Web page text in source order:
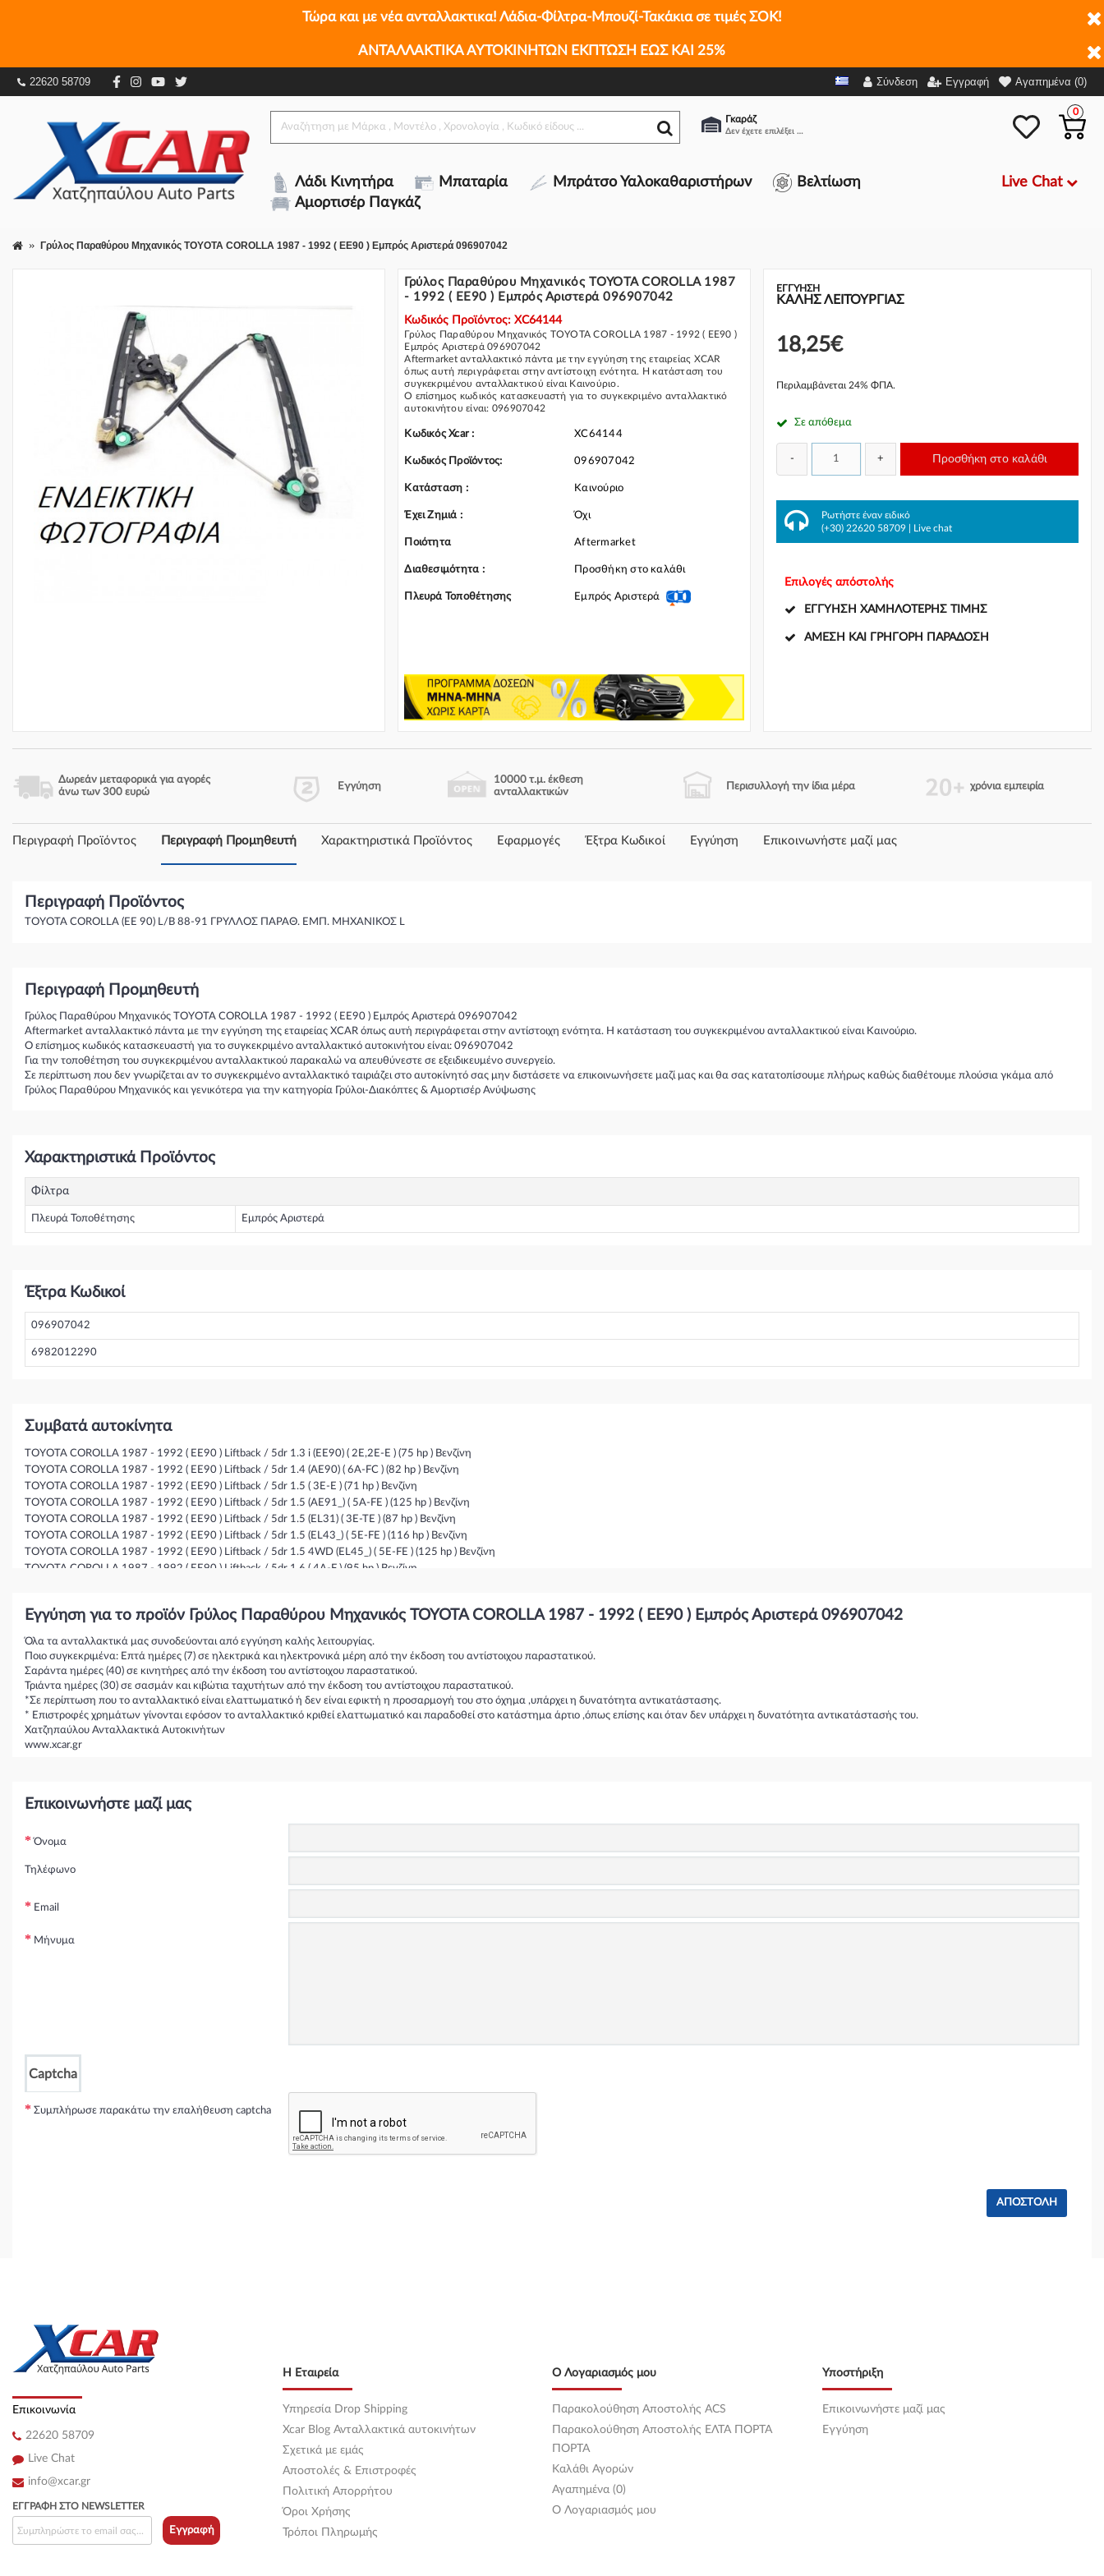
Τώρα και με νέα ανταλλακτικα! Λάδια-Φίλτρα-Μπουζί-Τακάκια σε τιμές ΣΟΚ!
ΑΝΤΑΛΛΑΚΤΙΚΑ ΑΥΤΟΚΙΝΗΤΩΝ ΕΚΠΤΩΣΗ ΕΩΣ ΚΑΙ 25%
22620 58709 Σύνδεση Εγγραφή Αγαπημένα (0)
Γκαράζ
Δεν έχετε επιλέξει αμάξι.
0
Λάδι Κινητήρα Μπαταρία Μπράτσο Υαλοκαθαριστήρων
Βελτίωση
Αμορτισέρ Παγκάζ
Live Chat
Γρύλος Παραθύρου Μηχανικός TOYOTA COROLLA 1987 - 1992 ( EE90 ) Εμπρός Αριστερά
096907042
18,25€
Γρύλος Παραθύρου Μηχανικός TOYOTA COROLLA 1987 - 1992 ( EE90 ) Εμπρός Αριστερά 096907042
Γρύλος Παραθύρου Μηχανικός TOYOTA COROLLA 1987
- 1992 ( EE90 ) Εμπρός Αριστερά 096907042
Κωδικός Προϊόντος: XC64144
Γρύλος Παραθύρου Μηχανικός TOYOTA COROLLA 1987 - 1992 ( EE90 )
Εμπρός Αριστερά 096907042
Aftermarket ανταλλακτικό πάντα με την εγγύηση της εταιρείας XCAR
όπως αυτή περιγράφεται στην αντίστοιχη ενότητα. Η κατάσταση του
συγκεκριμένου ανταλλακτικού είναι Καινούριο.
Ο επίσημος κωδικός κατασκευαστή για το συγκεκριμένο ανταλλακτικό
αυτοκινήτου είναι: 096907042
απευθύνεστε σε εξειδικευμένο συνεργείο.
ταιριάζει στο αυτοκίνητό σας μην διστάσετε να επικοινωνήσετε μαζί μας
και θα σας κατατοπίσουμε πλήρως καθώς διαθέτουμε πλούσια γκάμα από
Γρύλος Παραθύρου Μηχανικός και γενικότερα για την κατηγορία Γρύλοι-
Διακόπτες & Αμορτισέρ Ανύψωσης
Κωδικός Xcar : XC64144
Κωδικός Προϊόντος: 096907042
Κατάσταση : Καινούριο
Έχει Ζημιά : Όχι
Ποιότητα Aftermarket
Διαθεσιμότητα : Προσθήκη στο καλάθι
Πλευρά Τοποθέτησης Εμπρός Αριστερά
ΕΓΓΎΗΣΗ
ΚΑΛΗΣ ΛΕΙΤΟΥΡΓΙΑΣ
18,25€
Περιλαμβάνεται 24% ΦΠΑ.
Σε απόθεμα
- + Προσθήκη στο καλάθι
Ρωτήστε έναν ειδικό
(+30) 22620 58709
Live chat
Επιλογές απόστολής
ΕΓΓΎΗΣΗ ΧΑΜΗΛΌΤΕΡΗΣ ΤΙΜΉΣ
ΆΜΕΣΗ ΚΑΙ ΓΡΉΓΟΡΗ ΠΑΡΆΔΟΣΗ
Δωρεάν μεταφορικά για αγορές
άνω των 300 ευρώ
Εγγύηση
10000 τ.μ. έκθεση
ανταλλακτικών
Περισυλλογή την ίδια μέρα χρόνια εμπειρία
Περιγραφή Προϊόντος Περιγραφή Προμηθευτή Χαρακτηριστικά Προϊόντος Εφαρμογές Έξτρα Κωδικοί Εγγύηση Επικοινωνήστε μαζί μας
Περιγραφή Προϊόντος
TOYOTA COROLLA (EE 90) L/B 88-91 ΓΡΥΛΛΟΣ ΠΑΡΑΘ. ΕΜΠ. ΜΗΧΑΝΙΚΟΣ L
Περιγραφή Προμηθευτή
Γρύλος Παραθύρου Μηχανικός TOYOTA COROLLA 1987 - 1992 ( EE90 ) Εμπρός Αριστερά 096907042
Aftermarket ανταλλακτικό πάντα με την εγγύηση της εταιρείας XCAR όπως αυτή περιγράφεται στην αντίστοιχη ενότητα. Η κατάσταση του συγκεκριμένου ανταλλακτικού είναι Καινούριο.
Ο επίσημος κωδικός κατασκευαστή για το συγκεκριμένο ανταλλακτικό αυτοκινήτου είναι: 096907042
Για την τοποθέτηση του συγκεκριμένου ανταλλακτικού παρακαλώ να απευθύνεστε σε εξειδικευμένο συνεργείο.
Σε περίπτωση που δεν γνωρίζεται αν το συγκεκριμένο ανταλλακτικό ταιριάζει στο αυτοκίνητό σας μην διστάσετε να επικοινωνήσετε μαζί μας και θα σας κατατοπίσουμε πλήρως καθώς διαθέτουμε πλούσια γκάμα από
Γρύλος Παραθύρου Μηχανικός και γενικότερα για την κατηγορία Γρύλοι-Διακόπτες & Αμορτισέρ Ανύψωσης
Χαρακτηριστικά Προϊόντος
Φίλτρα
Πλευρά Τοποθέτησης Εμπρός Αριστερά
Έξτρα Κωδικοί
096907042
6982012290
Συμβατά αυτοκίνητα
TOYOTA COROLLA 1987 - 1992 ( EE90 ) Liftback / 5dr 1.3 i (EE90) ( 2E,2E-E ) (75 hp ) Βενζίνη
TOYOTA COROLLA 1987 - 1992 ( EE90 ) Liftback / 5dr 1.4 (AE90) ( 6A-FC ) (82 hp ) Βενζίνη
TOYOTA COROLLA 1987 - 1992 ( EE90 ) Liftback / 5dr 1.5 ( 3E-E ) (71 hp ) Βενζίνη
TOYOTA COROLLA 1987 - 1992 ( EE90 ) Liftback / 5dr 1.5 (AE91_) ( 5A-FE ) (125 hp ) Βενζίνη
TOYOTA COROLLA 1987 - 1992 ( EE90 ) Liftback / 5dr 1.5 (EL31) ( 3E-TE ) (87 hp ) Βενζίνη
TOYOTA COROLLA 1987 - 1992 ( EE90 ) Liftback / 5dr 1.5 (EL43_) ( 5E-FE ) (116 hp ) Βενζίνη
TOYOTA COROLLA 1987 - 1992 ( EE90 ) Liftback / 5dr 1.5 4WD (EL45_) ( 5E-FE ) (125 hp ) Βενζίνη
TOYOTA COROLLA 1987 - 1992 ( EE90 ) Liftback / 5dr 1.6 ( 4A-F ) (95 hp ) Βενζίνη
TOYOTA COROLLA 1987 - 1992 ( EE90 ) Liftback / 5dr 1.6 4WD ( 4A-F ) (90 hp ) Βενζίνη
TOYOTA COROLLA 1987 - 1992 ( EE90 ) Liftback / 5dr 1.6 EFi (AE92, AE93) ( 4A-GE ) (116 hp ) Βενζίνη
TOYOTA COROLLA 1987 - 1992 ( EE90 ) Liftback / 5dr 1.6 GTI (AE92_) ( 4A-GE ) (125 hp ) Βενζίνη
TOYOTA COROLLA 1987 - 1992 ( EE90 ) Liftback / 5dr 1.6 i (AE94) ( 4A-FE ) (102 hp ) Βενζίνη
TOYOTA COROLLA 1987 - 1992 ( EE90 ) Liftback / 5dr 1.6 i 20V (AE92) ( 4A-GE (20V) ) (139 hp ) Βενζίνη
TOYOTA COROLLA 1987 - 1992 ( EE90 ) Liftback / 5dr 1.8 D (CE90) ( 1C ) (64 hp ) Πετρέλαιο
TOYOTA COROLLA 1987 - 1992 ( EE90 ) Liftback / 5dr 1.8 D (CE90) ( 1C ) (67 hp ) Πετρέλαιο
TOYOTA COROLLA 1987 - 1992 ( EE90 ) Liftback / 5dr 1.8 EFi (AE93) ( 7A-FE ) (136 hp ) Βενζίνη
Εγγύηση για το προϊόν Γρύλος Παραθύρου Μηχανικός TOYOTA COROLLA 1987 - 1992 ( EE90 ) Εμπρός Αριστερά 096907042
Όλα τα ανταλλακτικά μας συνοδεύονται από εγγύηση καλής λειτουργίας.
Ποιο συγκεκριμένα: Επτά ημέρες (7) σε ηλεκτρικά και ηλεκτρονικά μέρη από την έκδοση του αντίστοιχου παραστατικού.
Σαράντα ημέρες (40) σε κινητήρες από την έκδοση του αντίστοιχου παραστατικού.
Τριάντα ημέρες (30) σε σασμάν και κιβώτια ταχυτήτων από την έκδοση του αντίστοιχου παραστατικού.
*Σε περίπτωση που το ανταλλακτικό είναι ελαττωματικό ή δεν είναι εφικτή η προσαρμογή του στο όχημα ,υπάρχει η δυνατότητα αντικατάστασης.
* Επιστροφές χρημάτων γίνονται εφόσον το ανταλλακτικό κριθεί ελαττωματικό και παραδοθεί στο κατάστημα άρτιο ,όπως επίσης και όταν δεν υπάρχει η δυνατότητα αντικατάστασής του.
Χατζηπαύλου Ανταλλακτικά Αυτοκινήτων
www.xcar.gr
Επικοινωνήστε μαζί μας
Όνομα
Τηλέφωνο
Email
Μήνυμα
Captcha
Συμπλήρωσε παρακάτω την επαλήθευση captcha
Επικοινωνία
22620 58709
Live Chat
info@xcar.gr
Η Εταιρεία
Υπηρεσία Drop Shipping
Xcar Blog Ανταλλακτικά αυτοκινήτων
Σχετικά με εμάς
Αποστολές & Επιστροφές
Πολιτική Απορρήτου
Όροι Χρήσης
Τρόποι Πληρωμής
Ο Λογαριασμός μου
Παρακολούθηση Αποστολής ACS
Παρακολούθηση Αποστολής ΕΛΤΑ ΠΟΡΤΑ
ΠΟΡΤΑ
Καλάθι Αγορών
Αγαπημένα (0)
O Λογαριασμός μου
Υποστήριξη
Επικοινωνήστε μαζί μας
Εγγύηση
ΕΓΓΡΑΦΉ ΣΤΟ NEWSLETTER
Εγγραφή